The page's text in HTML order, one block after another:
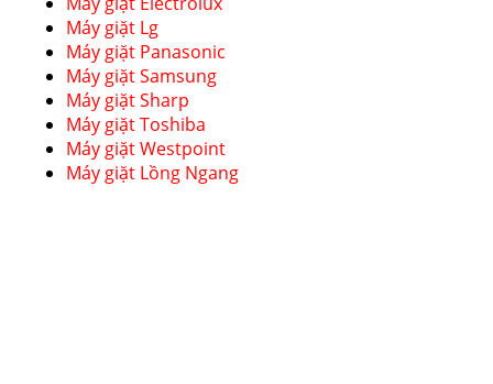
Máy giặt Lg
Máy giặt Panasonic
Máy giặt Samsung
Máy giặt Sharp
Máy giặt Toshiba
Máy giặt Westpoint
Máy giặt Lồng Ngang